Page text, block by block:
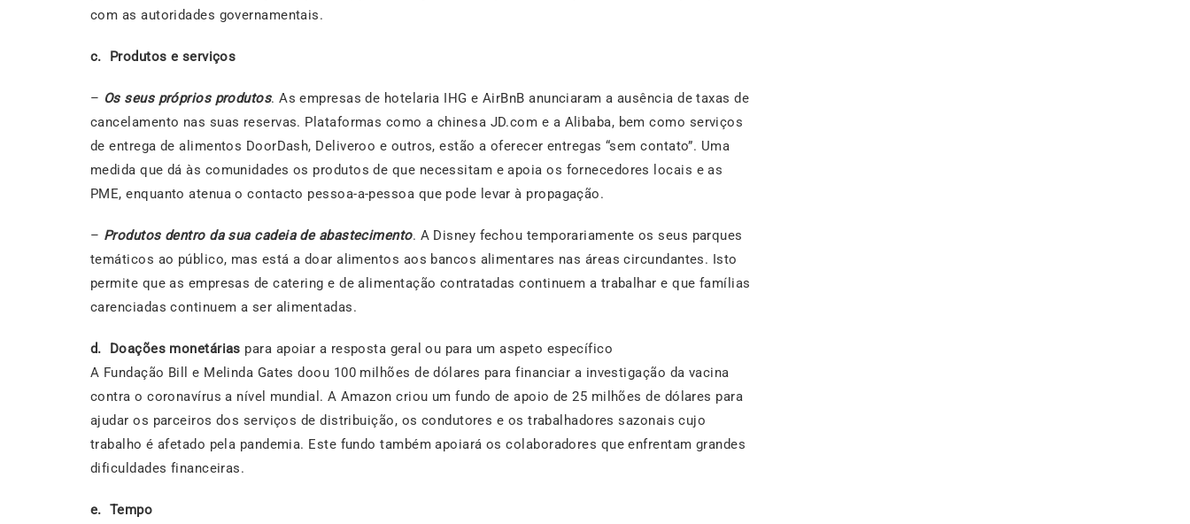
com as autoridades governamentais.
c. Produtos e serviços
– Os seus próprios produtos. As empresas de hotelaria IHG e AirBnB anunciaram a ausência de taxas de
cancelamento nas suas reservas. Plataformas como a chinesa JD.com e a Alibaba, bem como serviços
de entrega de alimentos DoorDash, Deliveroo e outros, estão a oferecer entregas “sem contato”. Uma
medida que dá às comunidades os produtos de que necessitam e apoia os fornecedores locais e as
PME, enquanto atenua o contacto pessoa-a-pessoa que pode levar à propagação.
– Produtos dentro da sua cadeia de abastecimento. A Disney fechou temporariamente os seus parques
temáticos ao público, mas está a doar alimentos aos bancos alimentares nas áreas circundantes. Isto
permite que as empresas de catering e de alimentação contratadas continuem a trabalhar e que famílias
carenciadas continuem a ser alimentadas.
d. Doações monetárias para apoiar a resposta geral ou para um aspeto específico
A Fundação Bill e Melinda Gates doou 100 milhões de dólares para financiar a investigação da vacina
contra o coronavírus a nível mundial. A Amazon criou um fundo de apoio de 25 milhões de dólares para
ajudar os parceiros dos serviços de distribuição, os condutores e os trabalhadores sazonais cujo
trabalho é afetado pela pandemia. Este fundo também apoiará os colaboradores que enfrentam grandes
dificuldades financeiras.
e. Tempo